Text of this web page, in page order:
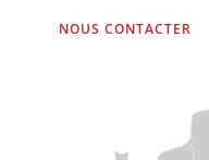
NOUS CONTACTER